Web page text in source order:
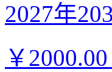
2027年
￥2000.00